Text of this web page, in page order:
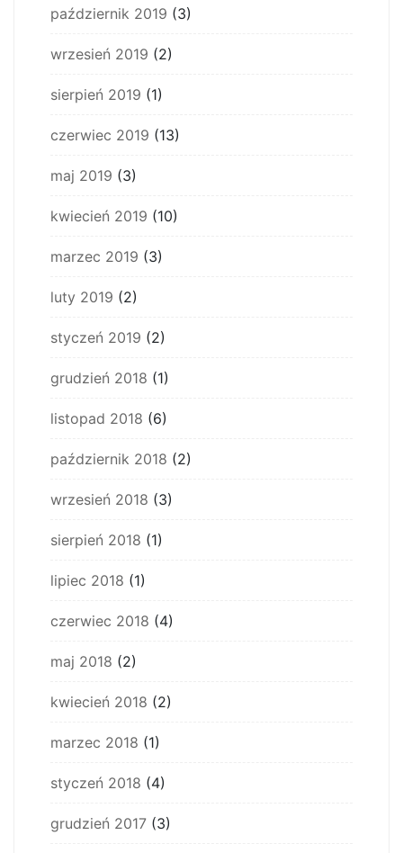
październik 2019 (3)
wrzesień 2019 (2)
sierpień 2019 (1)
czerwiec 2019 (13)
maj 2019 (3)
kwiecień 2019 (10)
marzec 2019 (3)
luty 2019 (2)
styczeń 2019 (2)
grudzień 2018 (1)
listopad 2018 (6)
październik 2018 (2)
wrzesień 2018 (3)
sierpień 2018 (1)
lipiec 2018 (1)
czerwiec 2018 (4)
maj 2018 (2)
kwiecień 2018 (2)
marzec 2018 (1)
styczeń 2018 (4)
grudzień 2017 (3)